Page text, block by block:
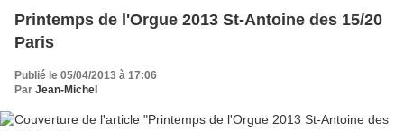
Printemps de l'Orgue 2013 St-Antoine des 15/20
Paris
Publié le 05/04/2013 à 17:06
Par Jean-Michel